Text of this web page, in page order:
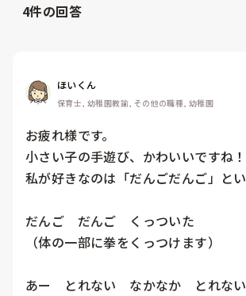
4件の回答
ほいくん
保育士, 幼稚園教諭, その他の職種, 幼稚園
お疲れ様です。
小さい子の手遊び、かわいいですね！
私が好きなのは「だんごだんご」とい
だんご　だんご　くっついた
（体の一部に拳をくっつけます）
あー　とれない　なかなか　とれない